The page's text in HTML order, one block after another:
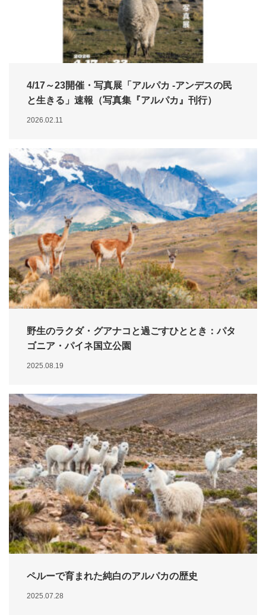
4/17～23開催・写真展「アルパカ -アンデスの民
と生きる」速報（写真集『アルパカ』刊行）
2026.02.11
野生のラクダ・グアナコと過ごすひととき：パタ
ゴニア・パイネ国立公園
2025.08.19
ペルーで育まれた純白のアルパカの歴史
2025.07.28